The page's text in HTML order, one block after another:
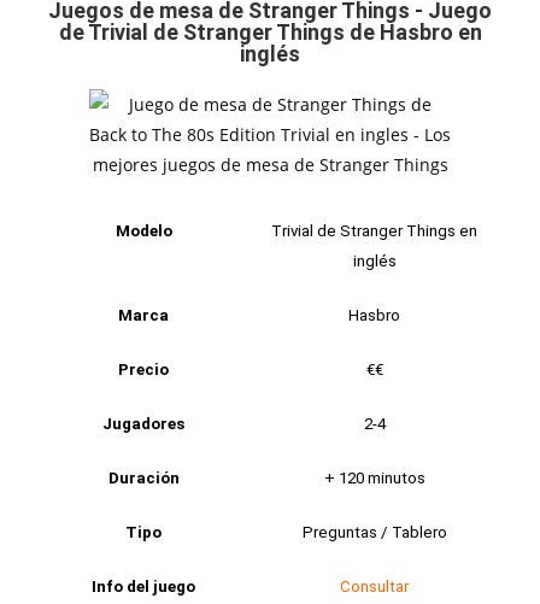
Juegos de mesa de Stranger Things - Juego
de Trivial de Stranger Things de Hasbro en
inglés
Modelo
Trivial de Stranger Things en
inglés
Marca Hasbro
Precio €€
Jugadores 2-4
Duración + 120 minutos
Tipo Preguntas / Tablero
Info del juego Consultar